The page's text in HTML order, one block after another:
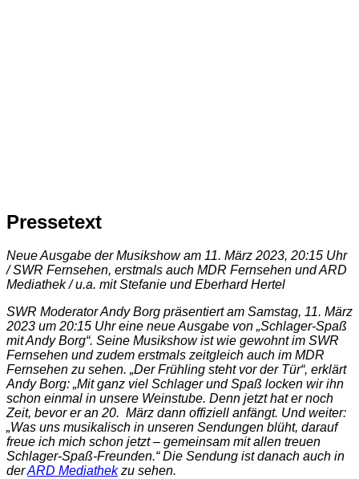
Pressetext
Neue Ausgabe der Musikshow am 11. März 2023, 20:15 Uhr
/ SWR Fernsehen, erstmals auch MDR Fernsehen und ARD
Mediathek / u.a. mit Stefanie und Eberhard Hertel
SWR Moderator Andy Borg präsentiert am Samstag, 11. März
2023 um 20:15 Uhr eine neue Ausgabe von „Schlager-Spaß
mit Andy Borg“. Seine Musikshow ist wie gewohnt im SWR
Fernsehen und zudem erstmals zeitgleich auch im MDR
Fernsehen zu sehen. „Der Frühling steht vor der Tür“, erklärt
Andy Borg: „Mit ganz viel Schlager und Spaß locken wir ihn
schon einmal in unsere Weinstube. Denn jetzt hat er noch
Zeit, bevor er an 20. März dann offiziell anfängt. Und weiter:
„Was uns musikalisch in unseren Sendungen blüht, darauf
freue ich mich schon jetzt – gemeinsam mit allen treuen
Schlager-Spaß-Freunden.“ Die Sendung ist danach auch in
derARD Mediathekzu sehen.